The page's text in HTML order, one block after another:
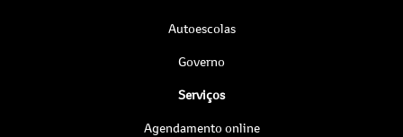
Autoescolas
Governo
Serviços
Agendamento online